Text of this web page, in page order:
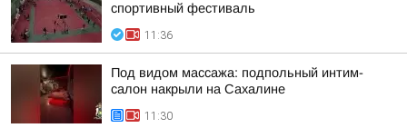
спортивный фестиваль
11:36
Под видом массажа: подпольный интим-
салон накрыли на Сахалине
11:30